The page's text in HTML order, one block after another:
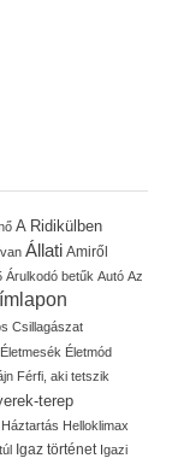
A Ridikülben
Állati Amiről
Árulkodó betűk Autó Az
Csillagászat
Életmesék Életmód
Férfi, aki tetszik
terep
Háztartás Helloklimax
Igaz történet Igazi